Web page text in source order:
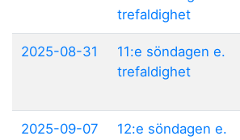
trefaldighet
2025-08-31
11:e söndagen e.
trefaldighet
2025-09-07
12:e söndagen e.